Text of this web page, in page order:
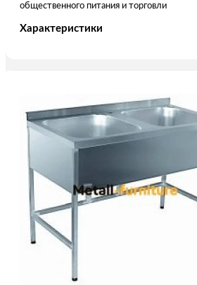
общественного питания и торговли
Характеристики